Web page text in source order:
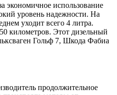
экономичное использование
уровень надежности. На
уходит всего 4 литра.
километров. Этот дизельный
Гольф 7, Шкода Фабиа
продолжительное